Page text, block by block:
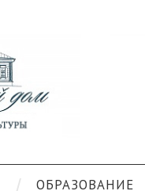
ОБРАЗОВАНИЕ